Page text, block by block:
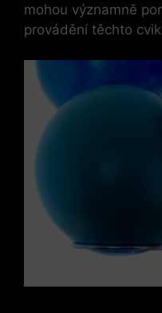
mohou významně
provádění těchto